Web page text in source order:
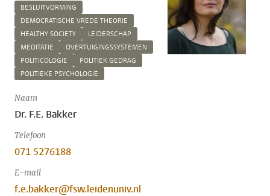
BESLUITVORMING
DEMOCRATISCHE VREDE THEORIE
HEALTHY SOCIETY
LEIDERSCHAP
MEDITATIE
OVERTUIGINGSSYSTEMEN
POLITICOLOGIE
POLITIEK GEDRAG
POLITIEKE PSYCHOLOGIE
Naam
Dr. F.E. Bakker
Telefoon
071 5276188
E-mail
f.e.bakker@fsw.leidenuniv.nl